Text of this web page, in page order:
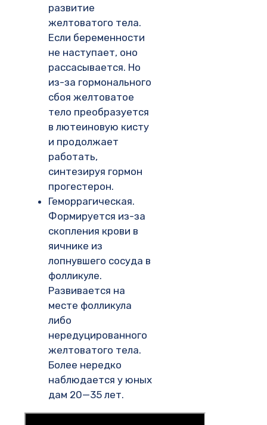
развитие
желтоватого тела.
Если беременности
не наступает, оно
рассасывается. Но
из-за гормонального
сбоя желтоватое
тело преобразуется
в лютеиновую кисту
и продолжает
работать,
синтезируя гормон
прогестерон.
Геморрагическая.
Формируется из-за
скопления крови в
яичнике из
лопнувшего сосуда в
фолликуле.
Развивается на
месте фолликула
либо
нередуцированного
желтоватого тела.
Более нередко
наблюдается у юных
дам 20—35 лет.